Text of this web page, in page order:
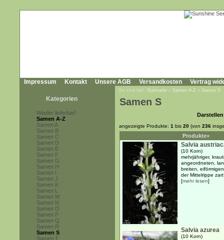
Impressum Kontakt Unsere AGB Versandkosten Vertrag
Kategorien
Wieder lieferbar!
Samen A-Z
Samen A
Samen B
Samen C
Samen D
Samen E
Samen F
Samen G
Samen H
Samen I
Samen J
Samen K
Samen L
Samen M
Samen N
Samen O
Samen P
Samen Q
Samen R
Samen S
Samen T
Sie sind hier: Startseite » Samen A-Z » Samen S
Samen S
angezeigte Produkte: 1 bis 20 (von 236
Produkte+
Salvia
(10 Korn)
mehrjähriger,
angeordneten,
breiten,
der Mittelrippe
[mehr lesen]
Salvia azurea
(10 Korn)